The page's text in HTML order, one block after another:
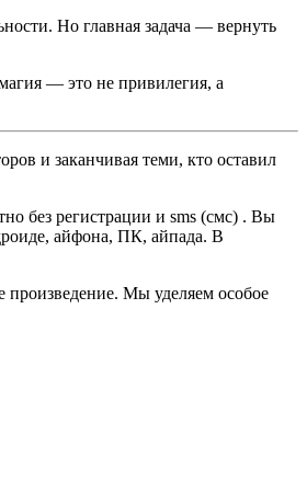
Но главная задача — вернуть
— это не привилегия, а
и заканчивая теми, кто оставил
без регистрации и sms (смс) . Вы
айфона, ПК, айпада. В
произведение. Мы уделяем особое